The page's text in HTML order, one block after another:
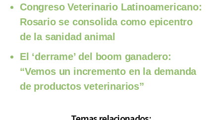
Congreso Veterinario Latinoamericano:
Rosario se consolida como epicentro
de la sanidad animal
El ‘derrame’ del boom ganadero:
“Vemos un incremento en la demanda
de productos veterinarios”